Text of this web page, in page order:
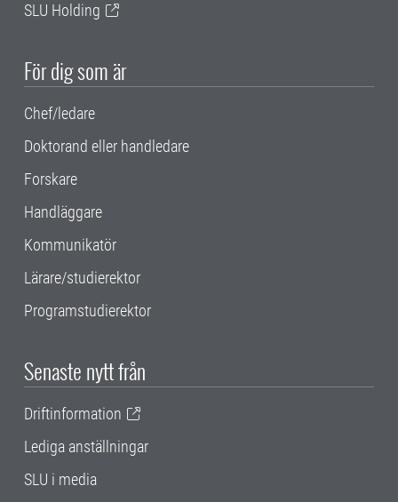
SLU Holding
För dig som är
Chef/ledare
Doktorand eller handledare
Forskare
Handläggare
Kommunikatör
Lärare/studierektor
Programstudierektor
Senaste nytt från
Driftinformation
Lediga anställningar
SLU i media